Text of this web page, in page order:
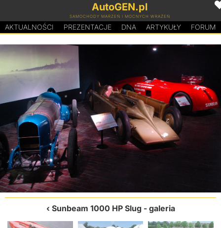
AutoGEN.pl
SAMOCHODY MARZEŃ I MOCNYCH WRAŻEŃ
AKTUALNOŚCI PREZENTACJE DNA ARTYKUŁY FORUM
Sunbeam 1000 HP Slug - galeria